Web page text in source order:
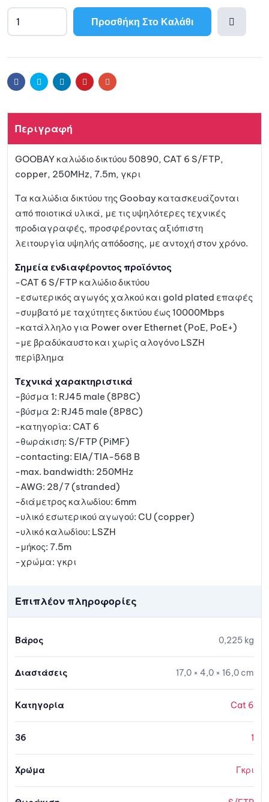
Προσθήκη Στο Καλάθι
αγαπη
μένων
FacebookTwitter LinkedinPinterestEmail
Περιγραφή
GOOBAY καλώδιο δικτύου 50890, CAT 6 S/FTP,
copper, 250MHz, 7.5m, γκρι
Τα καλώδια δικτύου της Goobay κατασκευάζονται
από ποιοτικά υλικά, με τις υψηλότερες τεχνικές
προδιαγραφές, προσφέροντας αξιόπιστη
λειτουργία υψηλής απόδοσης, με αντοχή στον χρόνο.
Σημεία ενδιαφέροντος προϊόντος
-CAT 6 S/FTP καλώδιο δικτύου
-εσωτερικός αγωγός χαλκού και gold plated επαφές
-συμβατό με ταχύτητες δικτύου έως 10000Mbps
-κατάλληλο για Power over Ethernet (PoE, PoE+)
-με βραδύκαυστο και χωρίς αλογόνο LSZH
περίβλημα
Τεχνικά χαρακτηριστικά
-βύσμα 1: RJ45 male (8P8C)
-βύσμα 2: RJ45 male (8P8C)
-κατηγορία: CAT 6
-θωράκιση: S/FTP (PiMF)
-contacting: EIA/TIA-568 B
-max. bandwidth: 250MHz
-AWG: 28/7 (stranded)
-διάμετρος καλωδίου: 6mm
-υλικό εσωτερικού αγωγού: CU (copper)
-υλικό καλωδίου: LSZH
-μήκος: 7.5m
-χρώμα: γκρι
Επιπλέον πληροφορίες
Βάρος 0,225 kg
Διαστάσεις 17,0 × 4,0 × 16,0 cm
Κατηγορία Cat 6
36 1
Χρώμα Γκρι